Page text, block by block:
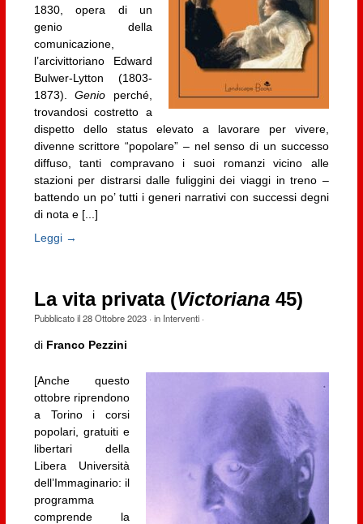
1830, opera di un
genio della
comunicazione,
l’arcivittoriano Edward
Bulwer-Lytton (1803-
1873).Genio perché,
trovandosi costretto a
dispetto dello status elevato a lavorare per vivere,
divenne scrittore “popolare” – nel senso di un successo
diffuso, tanti compravano i suoi romanzi vicino alle
stazioni per distrarsi dalle fuliggini dei viaggi in treno –
battendo un po’ tutti i generi narrativi con successi degni
di nota e [...]
Leggi →
La vita privata (Victoriana45)
Pubblicato il28 Ottobre 2023· in Interventi·
di Franco Pezzini
[Anche questo
ottobre riprendono
a Torino i corsi
popolari, gratuiti e
libertari della
Libera Università
dell’Immaginario: il
programma
comprende la